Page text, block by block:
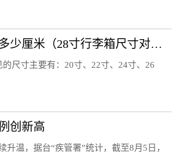
行李箱28寸是多少厘米（28寸行李箱尺寸对照表）
尺寸主要有：20寸、22寸、24寸、26
创新高
升温，据台“疾管署”统计，截至8月5日，